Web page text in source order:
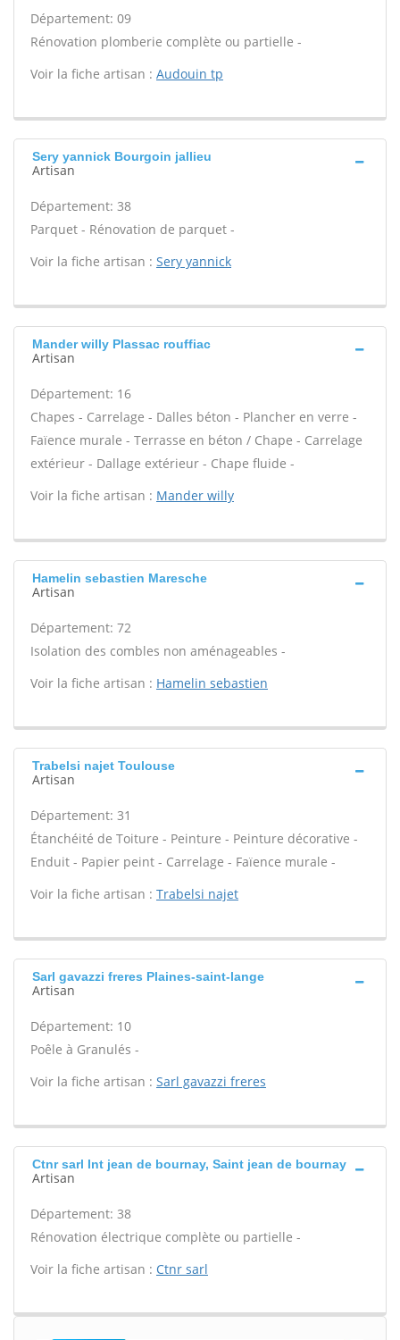
Département: 09
Rénovation plomberie complète ou partielle -
Voir la fiche artisan : Audouin tp
Sery yannick Bourgoin jallieu
Artisan
Département: 38
Parquet - Rénovation de parquet -
Voir la fiche artisan : Sery yannick
Mander willy Plassac rouffiac
Artisan
Département: 16
Chapes - Carrelage - Dalles béton - Plancher en verre -
Faïence murale - Terrasse en béton / Chape - Carrelage
extérieur - Dallage extérieur - Chape fluide -
Voir la fiche artisan : Mander willy
Hamelin sebastien Maresche
Artisan
Département: 72
Isolation des combles non aménageables -
Voir la fiche artisan : Hamelin sebastien
Trabelsi najet Toulouse
Artisan
Département: 31
Étanchéité de Toiture - Peinture - Peinture décorative -
Enduit - Papier peint - Carrelage - Faïence murale -
Voir la fiche artisan : Trabelsi najet
Sarl gavazzi freres Plaines-saint-lange
Artisan
Département: 10
Poêle à Granulés -
Voir la fiche artisan : Sarl gavazzi freres
Ctnr sarl Int jean de bournay, Saint jean de bournay
Artisan
Département: 38
Rénovation électrique complète ou partielle -
Voir la fiche artisan : Ctnr sarl